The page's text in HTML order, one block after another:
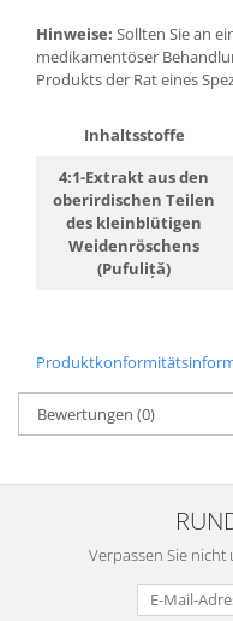
Hinweise: Sollten Sie an
medikamentöser
Produkts der Rat eines
Inhaltsstoffe
4:1-Extrakt aus den
oberirdischen Teilen
des kleinblütigen
Weidenröschens
(Pufuliță)
Bewertungen (0)
Verpassen Sie